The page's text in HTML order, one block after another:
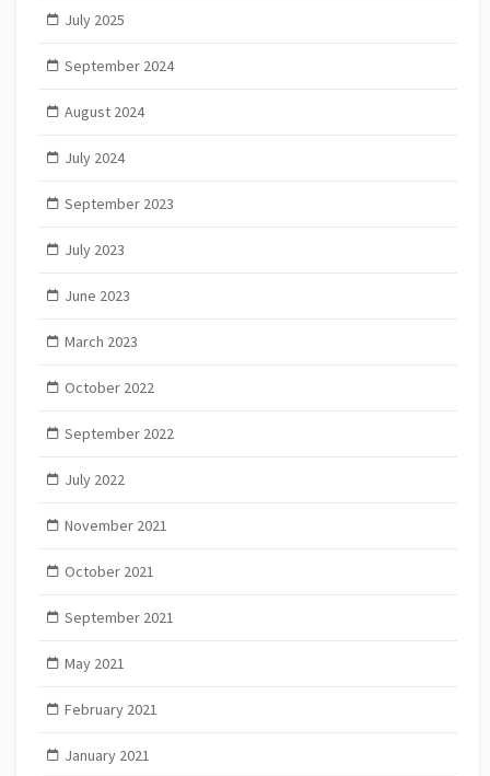
July 2025
September 2024
August 2024
July 2024
September 2023
July 2023
June 2023
March 2023
October 2022
September 2022
July 2022
November 2021
October 2021
September 2021
May 2021
February 2021
January 2021